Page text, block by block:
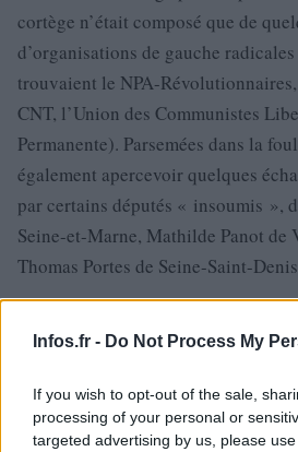
Infos.fr - Do Not Process My
If you wish to opt-out of the sale,
processing of your personal or
targeted advertising by us, please
cortège n’était composé que de
d’organisations de gauche
trouvaient le NPA-
CNT, l’Union des Communistes
Permanente). Parsemées dans la
également apercevoir quelques
par certains députés « insoumis »,
Seine-et-Marne, Mathilde Panot de
Thomas Portes de Seine-Saint-
Des haut-parleurs répétaient sans
Urgence Palestine, pour sa part,
en soutien à la candidate aux
peu plus tôt, le député LFI